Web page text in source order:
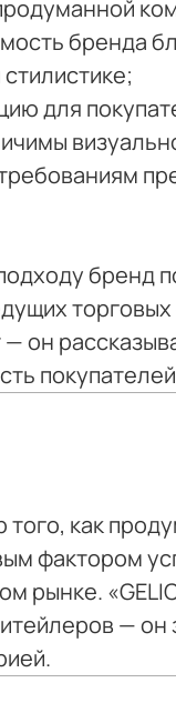
бренда
для
бренд
он
как
фактором
рынке.
— он